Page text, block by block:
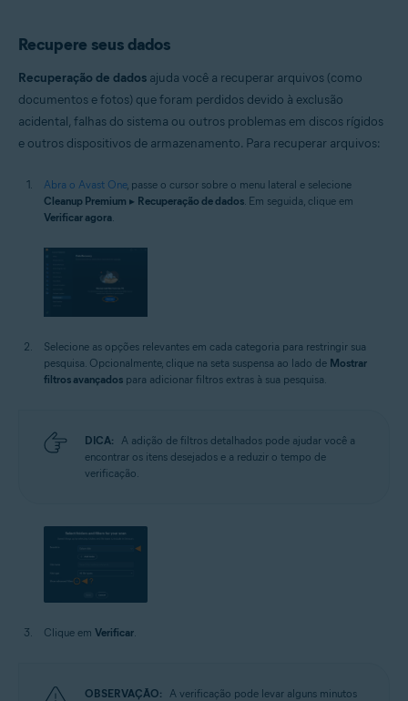
Recupere seus dados
Recuperação de dados ajuda você a recuperar arquivos (como
documentos e fotos) que foram perdidos devido à exclusão
acidental, falhas do sistema ou outros problemas em discos rígidos
e outros dispositivos de armazenamento. Para recuperar arquivos:
Abra o Avast One, passe o cursor sobre o menu lateral e selecione
Cleanup Premium ▸ Recuperação de dados . Em seguida, clique em
Verificar agora
Selecione as opções relevantes em cada categoria para restringir sua
pesquisa. Opcionalmente, clique na seta suspensa ao lado de Mostrar
filtros avançados para adicionar filtros extras à sua pesquisa.
DICA:
A adição de filtros detalhados pode ajudar você a
encontrar os itens desejados e a reduzir o tempo de
verificação.
Clique em Verificar
OBSERVAÇÃO:
A verificação pode levar alguns minutos